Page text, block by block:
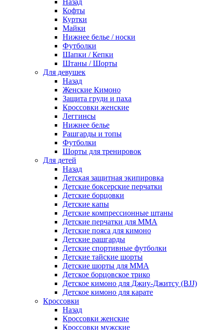
Назад
Кофты
Куртки
Майки
Нижнее белье / носки
Футболки
Шапки / Кепки
Штаны / Шорты
Для девушек
Назад
Женские Кимоно
Защита груди и паха
Кроссовки женские
Леггинсы
Нижнее белье
Рашгарды и топы
Футболки
Шорты для тренировок
Для детей
Назад
Детская защитная экипировка
Детские боксерские перчатки
Детские борцовки
Детские капы
Детские компрессионные штаны
Детские перчатки для ММА
Детские пояса для кимоно
Детские рашгарды
Детские спортивные футболки
Детские тайские шорты
Детские шорты для ММА
Детское борцовское трико
Детское кимоно для Джиу-Джитсу (BJJ)
Детское кимоно для карате
Кроссовки
Назад
Кроссовки женские
Кроссовки мужские